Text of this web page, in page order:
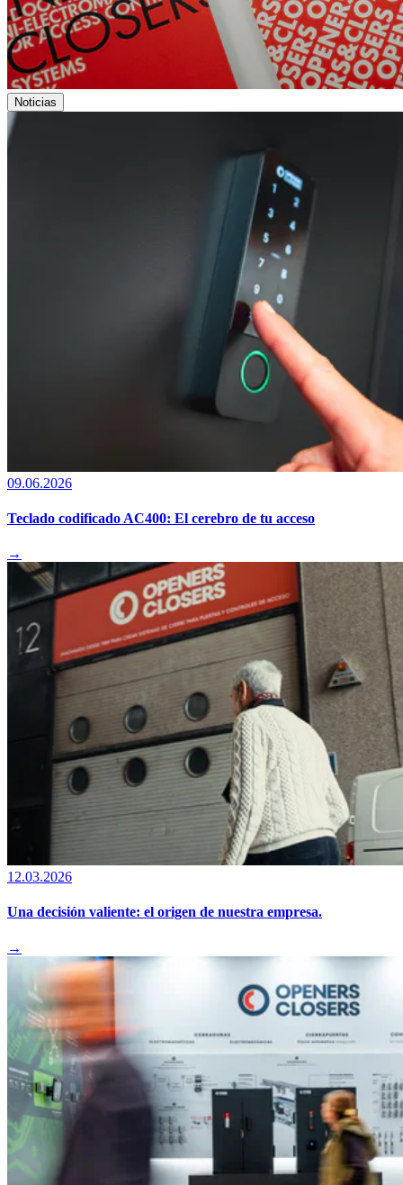
Noticias
09.06.2026
Teclado codificado AC400: El cerebro de tu acceso
→
12.03.2026
Una decisión valiente: el origen de nuestra empresa.
→